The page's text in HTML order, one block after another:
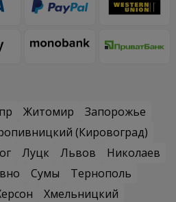
Житомир
Запорожье
(Кировоград)
Луцк Львов
Николаев
Сумы
Тернополь
Хмельницкий